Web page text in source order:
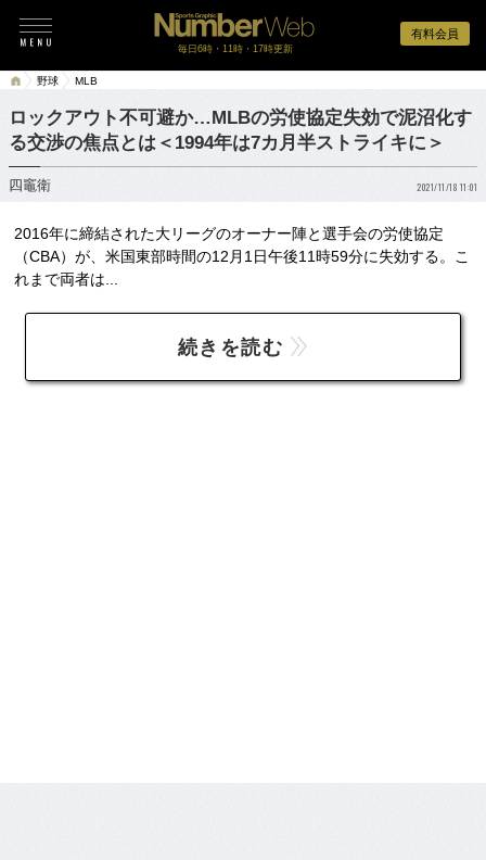
有料会員
毎日6時・11時・17時更新
野球 MLB
ロックアウト不可避か…MLBの労使協定失効で泥沼化す
る交渉の焦点とは＜1994年は7カ月半ストライキに＞
四竈衛 2021/11/18 11:01
2016年に締結された大リーグのオーナー陣と選手会の労使協定
（CBA）が、米国東部時間の12月1日午後11時59分に失効する。こ
れまで両者は...
続きを読む